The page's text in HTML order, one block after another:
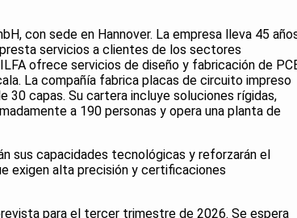
con sede en Hannover. La empresa lleva 45
servicios a clientes de los sectores
ofrece servicios de diseño y fabricación de
La compañía fabrica placas de circuito impreso
30 capas. Su cartera incluye soluciones rígidas,
a 190 personas y opera una planta de
sus capacidades tecnológicas y reforzarán el
exigen alta precisión y certificaciones
para el tercer trimestre de 2026. Se espera